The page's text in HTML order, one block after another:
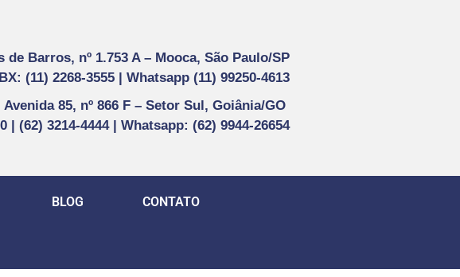
de Barros, nº 1.753 A – Mooca, São Paulo/SP
(11) 2268-3555 | Whatsapp (11) 99250-4613
Avenida 85, nº 866 F – Setor Sul, Goiânia/GO
| (62) 3214-4444 | Whatsapp: (62) 9944-26654
BLOG CONTATO